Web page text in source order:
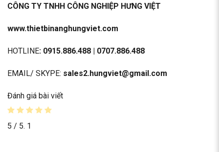
CÔNG TY TNHH CÔNG NGHIỆP HƯNG VIỆT
www.thietbinanghungviet.com
HOTLINE: 0915.886.488 | 0707.886.488
EMAIL/ SKYPE: sales2.hungviet@gmail.com
Đánh giá bài viết
5 / 5. 1